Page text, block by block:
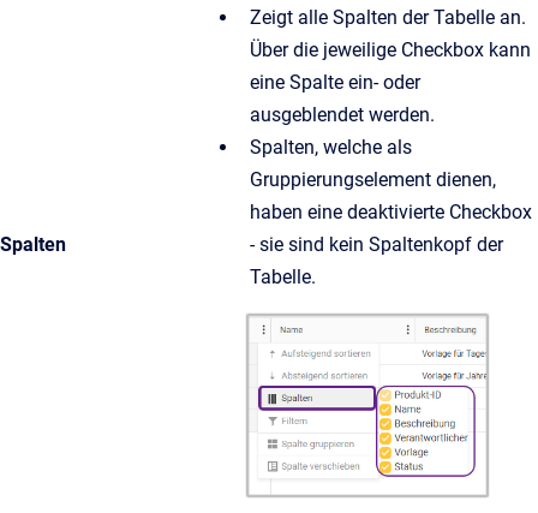
Spalten
Zeigt alle Spalten der Tabelle an.
Über die jeweilige Checkbox kann
eine Spalte ein- oder
ausgeblendet werden.
Spalten, welche als
Gruppierungselement dienen,
haben eine deaktivierte Checkbox
- sie sind kein Spaltenkopf der
Tabelle.